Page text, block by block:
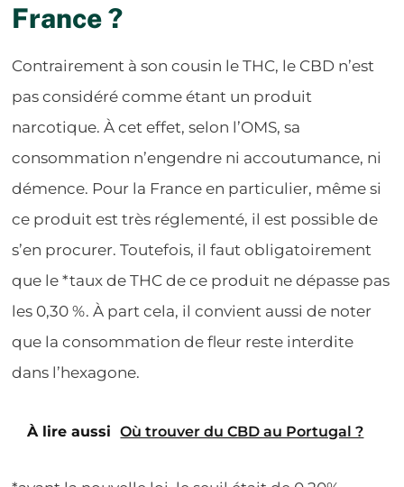
France ?
Contrairement à son cousin le THC, le CBD n’est
pas considéré comme étant un produit
narcotique. À cet effet, selon l’OMS, sa
consommation n’engendre ni accoutumance, ni
démence. Pour la France en particulier, même si
ce produit est très réglementé, il est possible de
s’en procurer. Toutefois, il faut obligatoirement
que le *taux de THC de ce produit ne dépasse pas
les 0,30 %. À part cela, il convient aussi de noter
que la consommation de fleur reste interdite
dans l’hexagone.
À lire aussi Où trouver du CBD au Portugal ?